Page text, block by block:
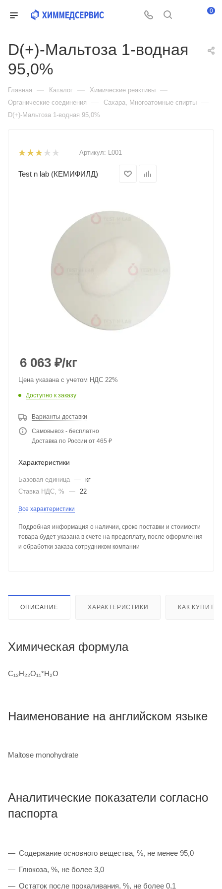
0
D(+)-Мальтоза 1-водная
95,0%
Главная — Каталог — Химические реактивы —
Органические соединения — Сахара, Многоатомные спирты —
D(+)-Мальтоза 1-водная 95,0%
Артикул: L001
Test n lab (КЕМИФИЛД)
6 063 ₽/кг
Цена указана с учетом НДС 22%
Доступно к заказу
Варианты доставки
Самовывоз - бесплатно
Доставка по России от 465 ₽
Характеристики
Базовая единица — кг
Ставка НДС, %
— 22
Все характеристики
Подробная информация о наличии, сроке поставки и стоимости
товара будет указана в счете на предоплату, после оформления
и обработки заказа сотрудником компании
ОПИСАНИЕ ХАРАКТЕРИСТИКИ КАК КУПИТЬ
Химическая формула
C₁₂H₂₂O₁₁*H₂O
Наименование на английском языке
Maltose monohydrate
Аналитические показатели согласно
паспорта
Содержание основного вещества, %, не менее 95,0
Глюкоза, %, не более 3,0
Остаток после прокаливания, %, не более 0,1